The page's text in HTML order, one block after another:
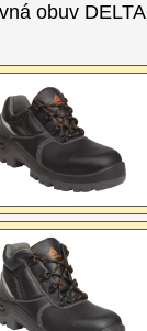
obuv